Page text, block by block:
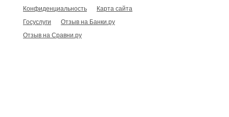
Конфиденциальность
Карта сайта
Госуслуги
Отзыв на Банки.ру
Отзыв на Сравни.ру